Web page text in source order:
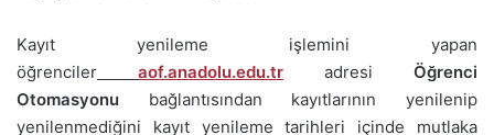
Kayıt yenileme işlemini yapan
öğrenciler
aof.anadolu.edu.tr adresi Öğrenci
Otomasyonu bağlantısından kayıtlarının yenilenip
yenilenmediğini kayıt yenileme tarihleri içinde mutlaka